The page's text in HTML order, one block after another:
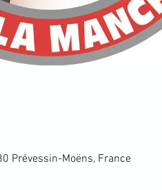
Prévessin-Moëns, France